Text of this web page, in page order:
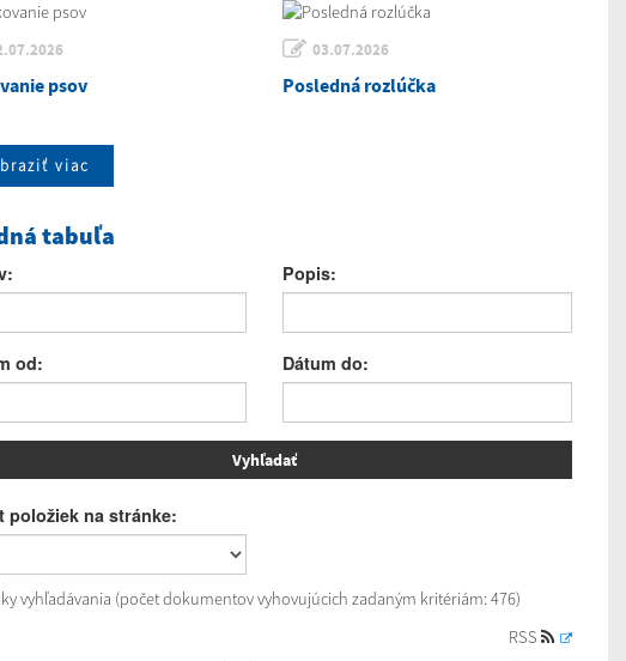
psov
03.07.2026
Posledná rozlúčka
viac
tabuľa
Popis:
od: Dátum do:
položiek na stránke:
vyhľadávania (počet dokumentov vyhovujúcich zadaným kritériám: 476)
RSS